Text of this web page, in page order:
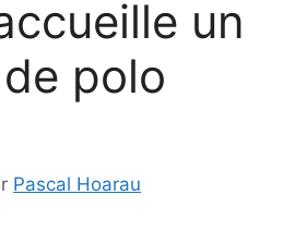
un
polo
Pascal Hoarau